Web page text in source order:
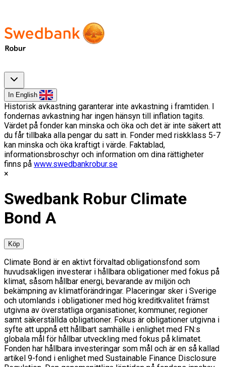
In English
Historisk avkastning garanterar inte avkastning i framtiden. I
fondernas avkastning har ingen hänsyn till inflation tagits.
Värdet på fonder kan minska och öka och det är inte säkert att
du får tillbaka alla pengar du satt in. Fonder med riskklass 5-7
kan minska och öka kraftigt i värde. Faktablad,
informationsbroschyr och information om dina rättigheter
finns på www.swedbankrobur.se
Swedbank Robur Climate
Bond A
Köp
Climate Bond är en aktivt förvaltad obligationsfond som
huvudsakligen investerar i hållbara obligationer med fokus på
klimat, såsom hållbar energi, bevarande av miljön och
bekämpning av klimatförändringar. Placeringar sker i Sverige
och utomlands i obligationer med hög kreditkvalitet främst
utgivna av överstatliga organisationer, kommuner, regioner
samt säkerställda obligationer. Fokus är obligationer utgivna i
syfte att uppnå ett hållbart samhälle i enlighet med FN:s
globala mål för hållbar utveckling med fokus på klimatet.
Fonden har hållbara investeringar som mål och är en så kallad
artikel 9-fond i enlighet med Sustainable Finance Disclosure